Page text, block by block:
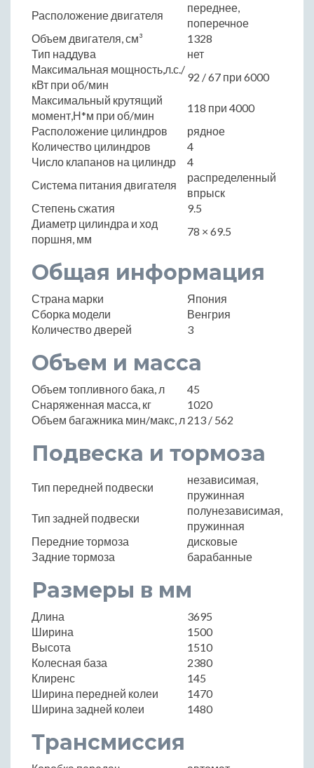
Расположение двигателя
переднее,
поперечное
Объем двигателя, см³
1328
Тип наддува
нет
Максимальная мощность,л.с./
кВт при об/мин
92 / 67 при 6000
Максимальный крутящий
момент,Н*м при об/мин
118 при 4000
Расположение цилиндров
рядное
Количество цилиндров
4
Число клапанов на цилиндр
4
Система питания двигателя
распределенный
впрыск
Степень сжатия
9.5
Диаметр цилиндра и ход
поршня, мм
78 × 69.5
Общая информация
Страна марки
Япония
Сборка модели
Венгрия
Количество дверей
3
Объем и масса
Объем топливного бака, л
45
Снаряженная масса, кг
1020
Объем багажника мин/макс, л 213 / 562
Подвеска и тормоза
Тип передней подвески
независимая,
пружинная
Тип задней подвески
полунезависимая,
пружинная
Передние тормоза
дисковые
Задние тормоза
барабанные
Размеры в мм
Длина
3695
Ширина
1500
Высота
1510
Колесная база
2380
Клиренс
145
Ширина передней колеи
1470
Ширина задней колеи
1480
Трансмиссия